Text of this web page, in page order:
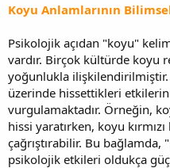
Koyu Anlamlarının
Psikolojik açıdan "koyu"
vardır. Birçok kültürde koyu
yoğunlukla ilişkilendirilmiştir.
üzerinde hissettikleri
vurgulamaktadır. Örneğin,
hissi yaratırken, koyu
çağrıştırabilir. Bu
psikolojik etkileri oldukça